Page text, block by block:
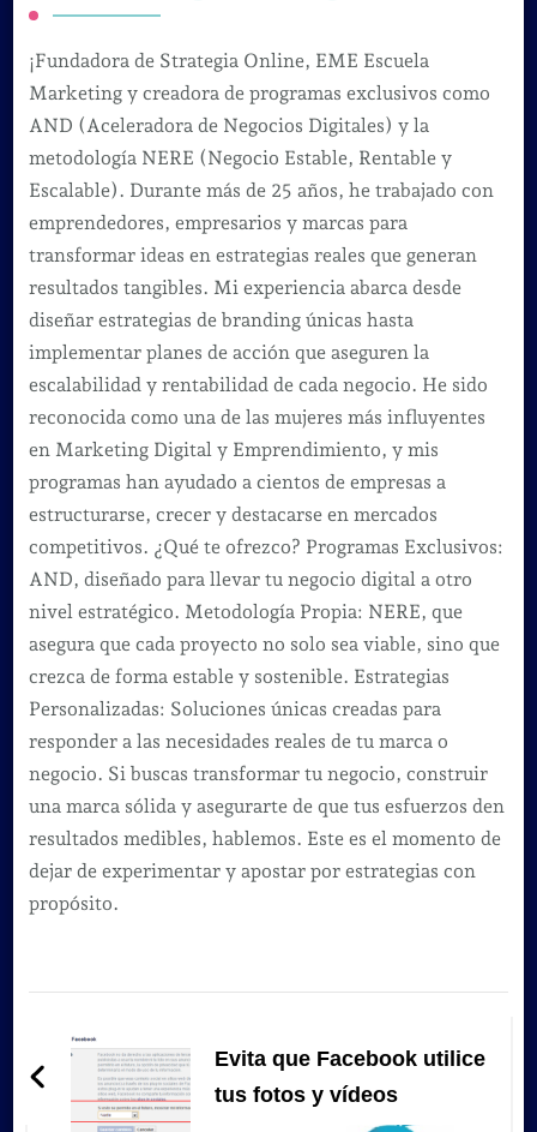
¡Fundadora de Strategia Online, EME Escuela
Marketing y creadora de programas exclusivos como
AND (Aceleradora de Negocios Digitales) y la
metodología NERE (Negocio Estable, Rentable y
Escalable). Durante más de 25 años, he trabajado con
emprendedores, empresarios y marcas para
transformar ideas en estrategias reales que generan
resultados tangibles. Mi experiencia abarca desde
diseñar estrategias de branding únicas hasta
implementar planes de acción que aseguren la
escalabilidad y rentabilidad de cada negocio. He sido
reconocida como una de las mujeres más influyentes
en Marketing Digital y Emprendimiento, y mis
programas han ayudado a cientos de empresas a
estructurarse, crecer y destacarse en mercados
competitivos. ¿Qué te ofrezco? Programas Exclusivos:
AND, diseñado para llevar tu negocio digital a otro
nivel estratégico. Metodología Propia: NERE, que
asegura que cada proyecto no solo sea viable, sino que
crezca de forma estable y sostenible. Estrategias
Personalizadas: Soluciones únicas creadas para
responder a las necesidades reales de tu marca o
negocio. Si buscas transformar tu negocio, construir
una marca sólida y asegurarte de que tus esfuerzos den
resultados medibles, hablemos. Este es el momento de
dejar de experimentar y apostar por estrategias con
propósito.
de
entradas
Evita que Facebook utilice
tus fotos y vídeos